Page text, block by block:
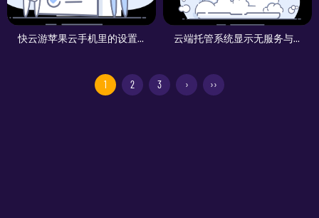
快云游苹果云手机里的设置打不开 云端托管系统显示无服务与飞行模式
1 2 3 › ››